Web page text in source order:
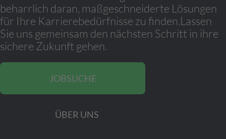
beharrlich daran, maßgeschneiderte Lösungen
für Ihre Karrierebedürfnisse zu finden.Lassen
Sie uns gemeinsam den nächsten Schritt in ihre
sichere Zukunft gehen.
JOBSUCHE
ÜBER UNS